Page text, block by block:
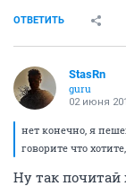
ОТВЕТИТЬ
StasRn
guru
02 июня
нет конечно, я
говорите что
Ну так почитай